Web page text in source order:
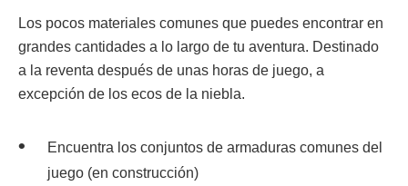
Los pocos materiales comunes que puedes encontrar en
grandes cantidades a lo largo de tu aventura. Destinado
a la reventa después de unas horas de juego, a
excepción de los ecos de la niebla.
Encuentra los conjuntos de armaduras comunes del
juego (en construcción)